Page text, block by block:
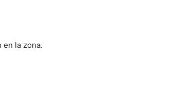
en la zona.